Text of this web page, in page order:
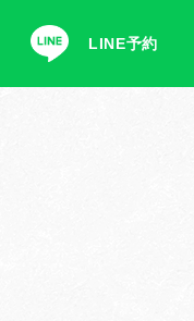
LINE予約